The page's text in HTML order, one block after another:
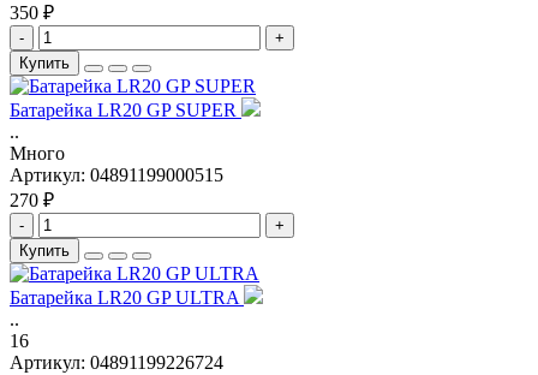
350 ₽
-
+
Купить
Батарейка LR20 GP SUPER
..
Много
Артикул: 04891199000515
270 ₽
-
+
Купить
Батарейка LR20 GP ULTRA
..
16
Артикул: 04891199226724